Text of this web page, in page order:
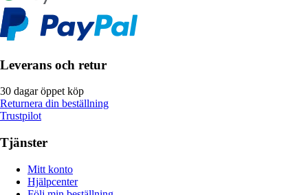
Leverans och retur
30 dagar öppet köp
Returnera din beställning
Trustpilot
Tjänster
Mitt konto
Hjälpcenter